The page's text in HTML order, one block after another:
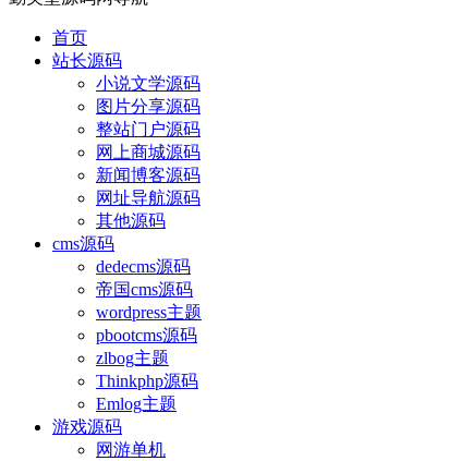
首页
站长源码
小说文学源码
图片分享源码
整站门户源码
网上商城源码
新闻博客源码
网址导航源码
其他源码
cms源码
dedecms源码
帝国cms源码
wordpress主题
pbootcms源码
zlbog主题
Thinkphp源码
Emlog主题
游戏源码
网游单机